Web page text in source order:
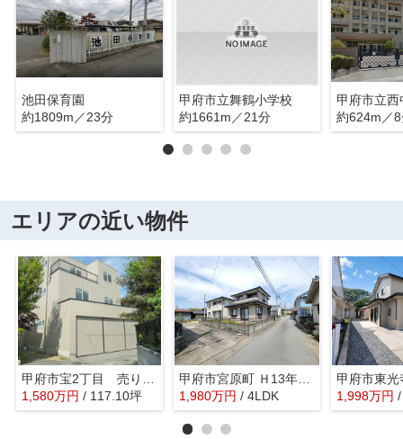
池田保育園
約1809m／23分
甲府市立舞鶴小学校
約1661m／21分
甲府市立西
約624m／
エリアの近い物件
1,580万円 / 117.10坪
甲府市宮原町 Ｈ13年築中古戸建 綺麗な室内 日当良好
1,980万円 / 4LDK 1,998万円